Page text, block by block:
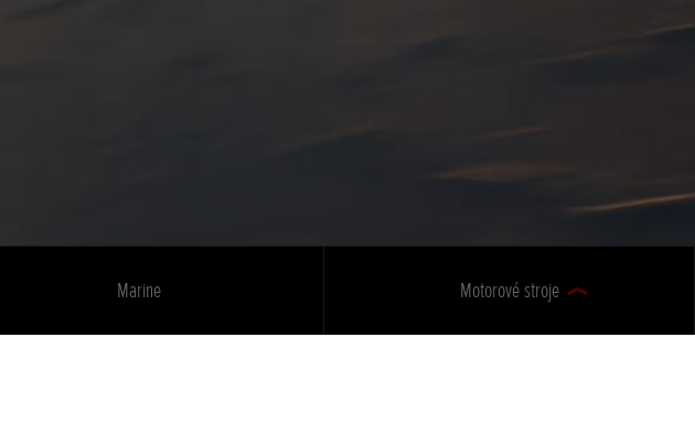
Marine Motorové stroje